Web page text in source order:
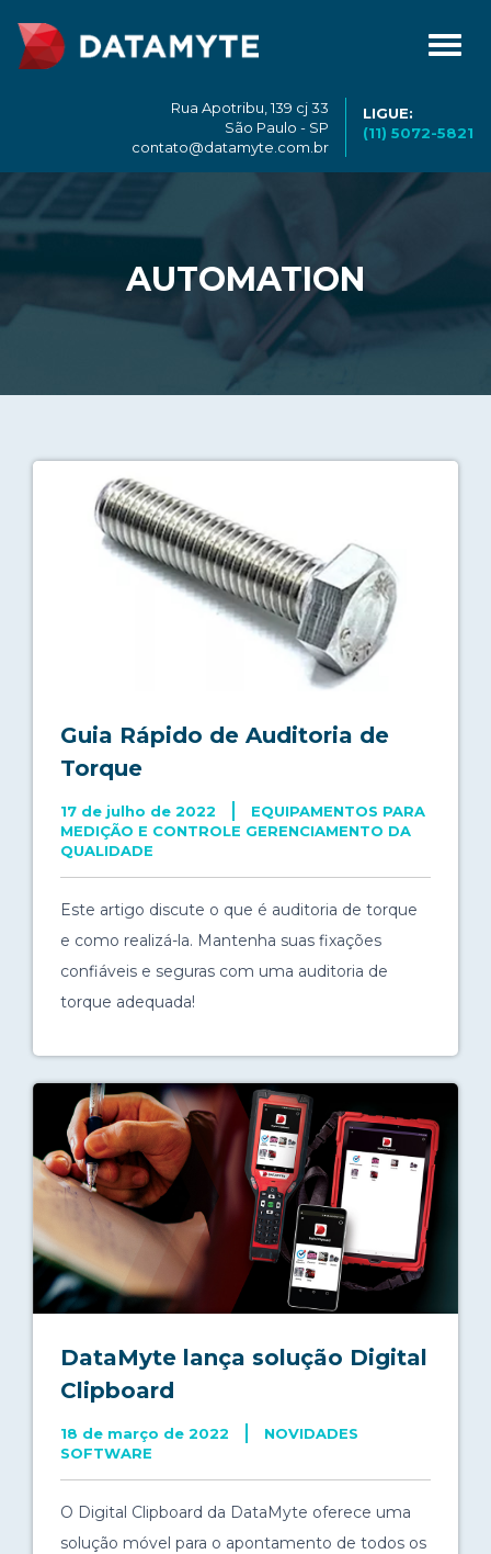
Rua Apotribu, 139 cj 33
São Paulo - SP
contato@datamyte.com.br
LIGUE:
(11) 5072-5821
AUTOMATION
Guia Rápido de Auditoria de
Torque
17 de julho de 2022
EQUIPAMENTOS PARA
MEDIÇÃO E CONTROLE GERENCIAMENTO DA
QUALIDADE
Este artigo discute o que é auditoria de torque
e como realizá-la. Mantenha suas fixações
confiáveis e seguras com uma auditoria de
torque adequada!
DataMyte lança solução Digital
Clipboard
18 de março de 2022
NOVIDADES
SOFTWARE
O Digital Clipboard da DataMyte oferece uma
solução móvel para o apontamento de todos os